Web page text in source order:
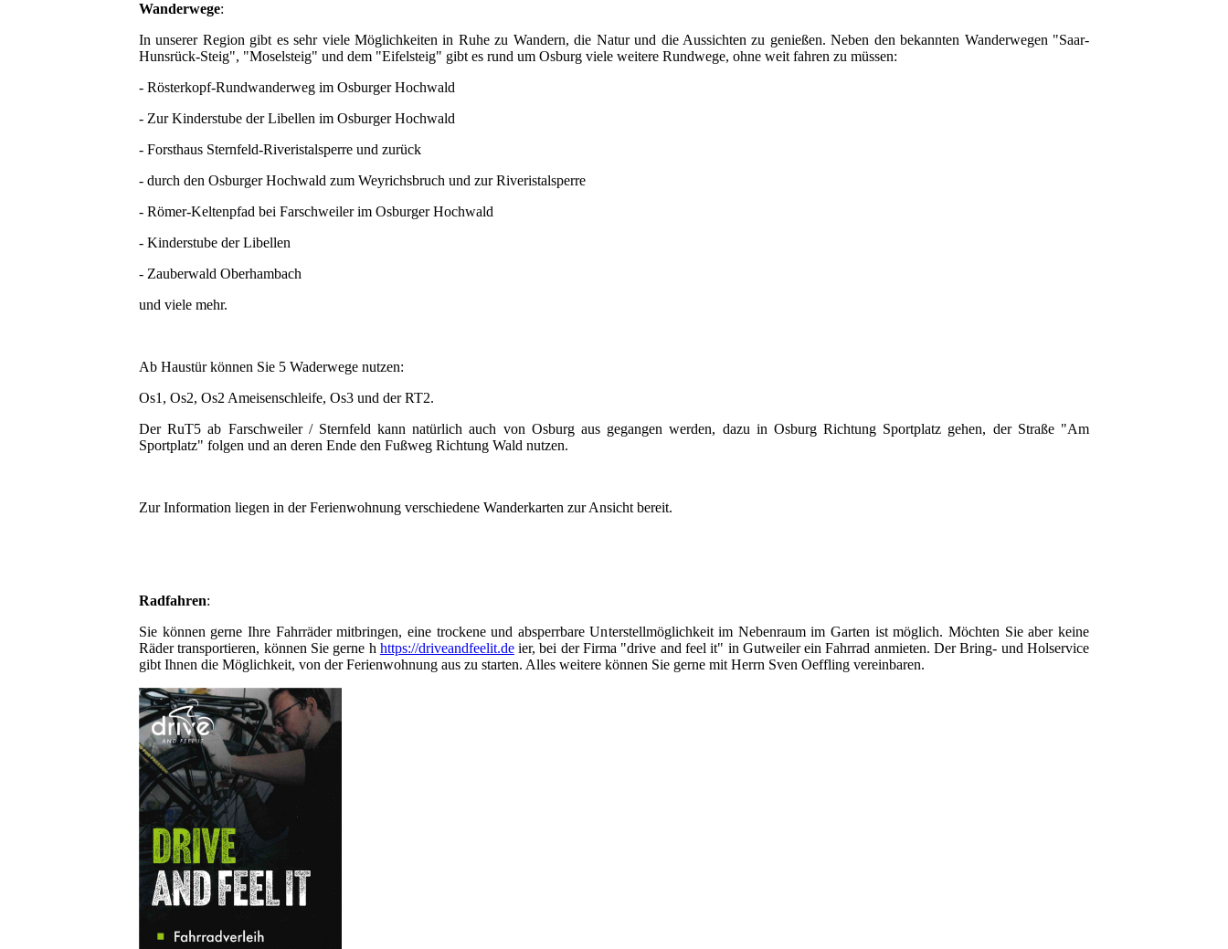
Wanderwege:
In unserer Region gibt es sehr viele Möglichkeiten in Ruhe zu Wandern, die Natur und die Aussichten zu genießen. Neben den bekannten Wanderwegen "Saar-
Hunsrück-Steig", "Moselsteig" und dem "Eifelsteig" gibt es rund um Osburg viele weitere Rundwege, ohne weit fahren zu müssen:
- Rösterkopf-Rundwanderweg im Osburger Hochwald
- Zur Kinderstube der Libellen im Osburger Hochwald
- Forsthaus Sternfeld-Riveristalsperre und zurück
- durch den Osburger Hochwald zum Weyrichsbruch und zur Riveristalsperre
- Römer-Keltenpfad bei Farschweiler im Osburger Hochwald
- Kinderstube der Libellen
- Zauberwald Oberhambach
und viele mehr.
Ab Haustür können Sie 5 Waderwege nutzen:
Os1, Os2, Os2 Ameisenschleife, Os3 und der RT2.
Der RuT5 ab Farschweiler / Sternfeld kann natürlich auch von Osburg aus gegangen werden, dazu in Osburg Richtung Sportplatz gehen, der Straße "Am
Sportplatz" folgen und an deren Ende den Fußweg Richtung Wald nutzen.
Zur Information liegen in der Ferienwohnung verschiedene Wanderkarten zur Ansicht bereit.
Radfahren:
Sie können gerne Ihre Fahrräder mitbringen, eine trockene und absperrbare Unterstellmöglichkeit im Nebenraum im Garten ist möglich. Möchten Sie aber keine
Räder transportieren, können Sie gerne h https://driveandfeelit.deier, bei der Firma "drive and feel it" in Gutweiler ein Fahrrad anmieten. Der Bring- und Holservice
gibt Ihnen die Möglichkeit, von der Ferienwohnung aus zu starten. Alles weitere können Sie gerne mit Herrn Sven Oeffling vereinbaren.